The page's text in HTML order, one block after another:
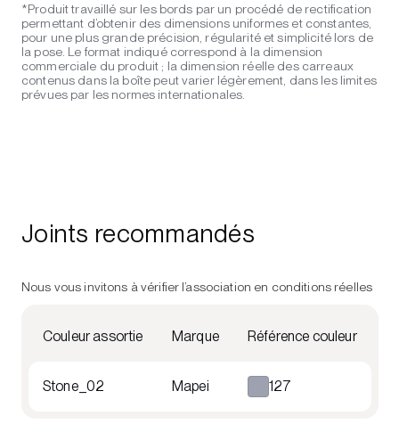
*Produit travaillé sur les bords par un procédé de rectification
permettant d’obtenir des dimensions uniformes et constantes,
pour une plus grande précision, régularité et simplicité lors de
la pose. Le format indiqué correspond à la dimension
commerciale du produit ; la dimension réelle des carreaux
contenus dans la boîte peut varier légèrement, dans les limites
prévues par les normes internationales.
Joints recommandés
Nous vous invitons à vérifier l’association en conditions réelles
Couleur assortie Marque Référence couleur
Stone_02 Mapei 127